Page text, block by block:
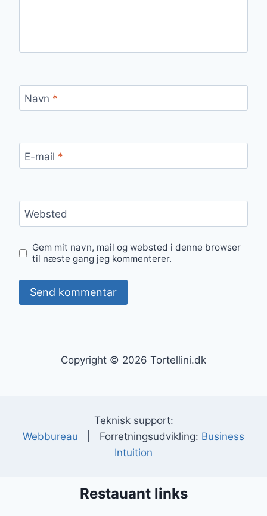
Navn *
E-mail *
Websted
Gem mit navn, mail og websted i denne browser
til næste gang jeg kommenterer.
Copyright © 2026 Tortellini.dk
Teknisk support:
Webbureau | Forretningsudvikling: Business
Intuition
Restauant links